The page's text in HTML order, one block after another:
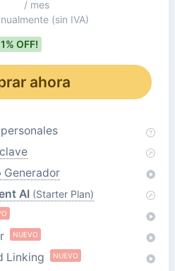
/ mes
(sin IVA)
OFF!
ahora
Generador
AI (Starter Plan)
NUEVO
Linking NUEVO